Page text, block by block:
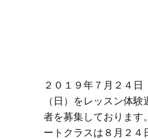
２０１９年７月２４日
（日）をレッスン体
者を募集しております
ートクラスは８月２４